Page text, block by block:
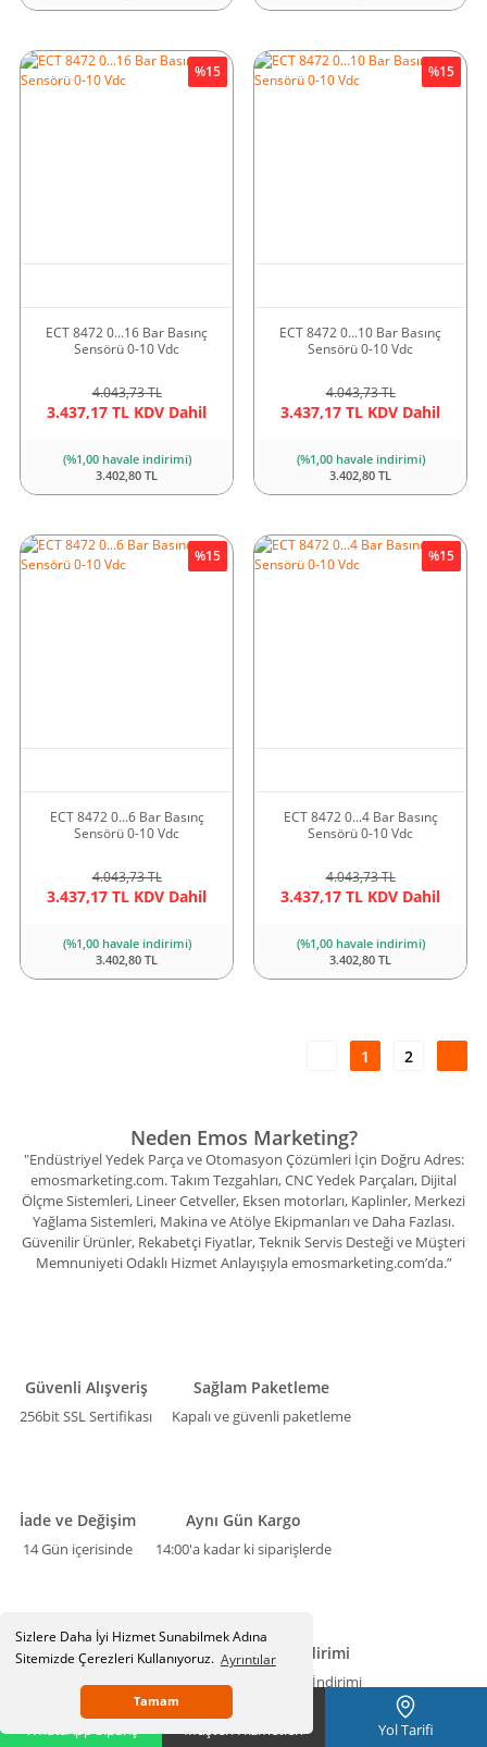
Sizlere Daha İyi Hizmet Sunabilmek Adına
Sitemizde Çerezleri Kullanıyoruz. Ayrıntılar
Tamam
ECT 8472 0...16 Bar Basınç
Sensörü 0-10 Vdc
4.043,73 TL
3.437,17 TL KDV Dahil
%15
(%1,00 havale indirimi)
3.402,80 TL
ECT 8472 0...10 Bar Basınç
Sensörü 0-10 Vdc
4.043,73 TL
3.437,17 TL KDV Dahil
%15
(%1,00 havale indirimi)
3.402,80 TL
ECT 8472 0...6 Bar Basınç
Sensörü 0-10 Vdc
4.043,73 TL
3.437,17 TL KDV Dahil
%15
(%1,00 havale indirimi)
3.402,80 TL
ECT 8472 0...4 Bar Basınç
Sensörü 0-10 Vdc
4.043,73 TL
3.437,17 TL KDV Dahil
%15
(%1,00 havale indirimi)
3.402,80 TL
1 2
Neden Emos Marketing?
"Endüstriyel Yedek Parça ve Otomasyon Çözümleri İçin Doğru Adres:
emosmarketing.com. Takım Tezgahları, CNC Yedek Parçaları, Dijital
Ölçme Sistemleri, Lineer Cetveller, Eksen motorları, Kaplinler, Merkezi
Yağlama Sistemleri, Makina ve Atölye Ekipmanları ve Daha Fazlası.
Güvenilir Ürünler, Rekabetçi Fiyatlar, Teknik Servis Desteği ve Müşteri
Memnuniyeti Odaklı Hizmet Anlayışıyla emosmarketing.com’da.”
Güvenli Alışveriş
256bit SSL Sertifikası
Sağlam Paketleme
Kapalı ve güvenli paketleme
İade ve Değişim
14 Gün içerisinde
Aynı Gün Kargo
14:00'a kadar ki siparişlerde
Kredi Kartına Taksit
Kredi kartlarına taksit imkanı
Havale İndirimi
Nakit/Havale İndirimi
WhatsApp Sipariş Müşteri Hizmetleri Yol Tarifi